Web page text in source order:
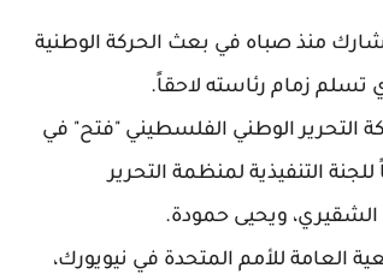
منذ صباه في بعث الحركة الوطنية
زمام رئاسته لاحقاً.
الوطني الفلسطيني "فتح" في
عام 1968، وانتخب رئيساً للجنة التنفيذية لمنظمة التحرير
الجمعية العامة للأمم المتحدة في نيويورك،